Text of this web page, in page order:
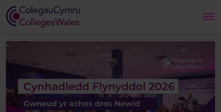
Search
Hafan
Amdanom Ni